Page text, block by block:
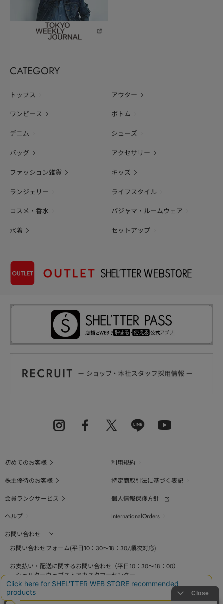
CATEGORY
トップス アウター
ワンピース ボトム
デニム シューズ
バッグ アクセサリー
ファッション雑貨 キッズ
ランジェリー ライフスタイル
コスメ・香水 パジャマ・ルームウェア
水着 セットアップ
初めてのお客様
利用規約
株主優待のお客様
特定商取引法に基づく表記
会員ランクサービス
個人情報保護方針
ヘルプ
InternationalOrders
お問い合わせ
お問い合わせフォーム(平日10：30～18：30/順次対応)
お支払い・配送に関するお問い合わせ（平日10：30～18：00）
シェルターウェブストアカスタマーセンター
0800-123-6820
商品の素材、サイズ、仕様等に関するお問い合せ（平日10：30～18：00）
バロックジャパンリミテッドコールセンター